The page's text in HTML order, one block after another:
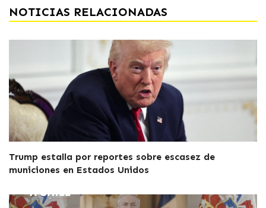
NOTICIAS RELACIONADAS
Trump estalla por reportes sobre escasez de
municiones en Estados Unidos